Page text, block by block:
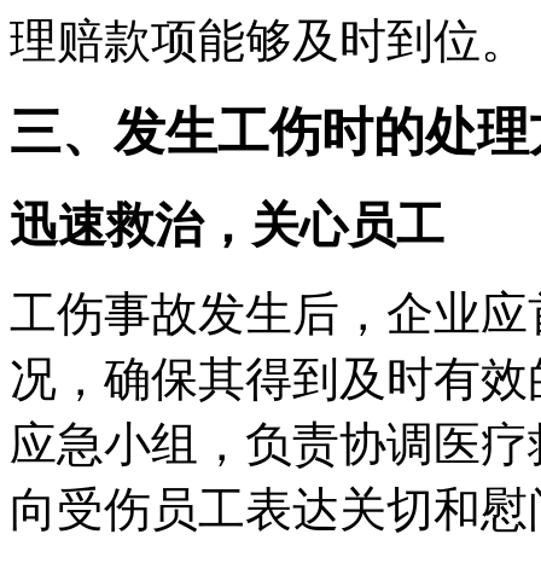
理赔款项能够及时到位。
三、发生工伤时的处
迅速救治，关心员工
工伤事故发生后，企业
况，确保其得到及时有
应急小组，负责协调医
向受伤员工表达关切和